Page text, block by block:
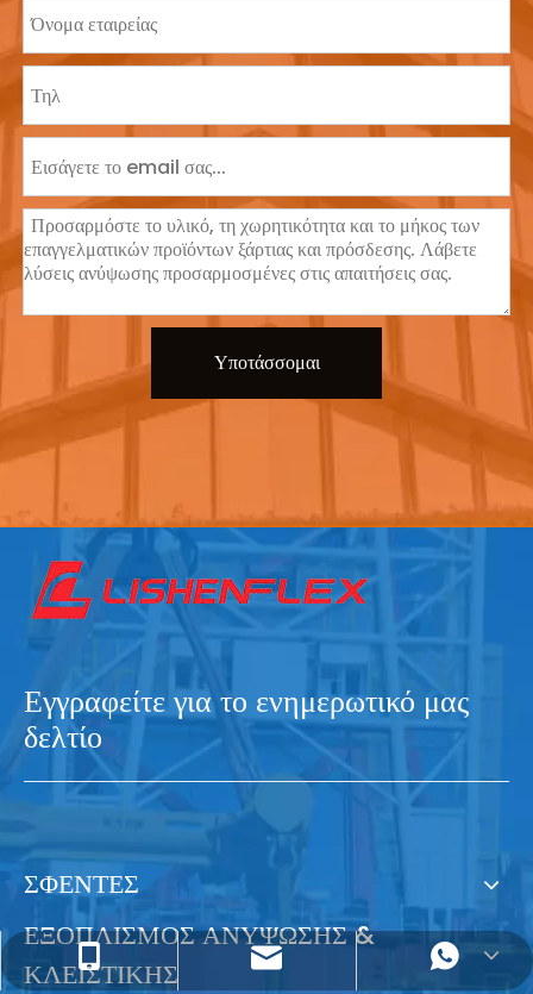
Υποτάσσομαι
Εγγραφείτε για το ενημερωτικό μας
δελτίο
ΣΦΕΝΤΕΣ
ΕΞΟΠΛΙΣΜΟΣ ΑΝΥΨΩΣΗΣ &
ΚΛΕΙΣΤΙΚΗΣ
+86 13775707919
sales@lishenflex.com
+86 137 7570 7919